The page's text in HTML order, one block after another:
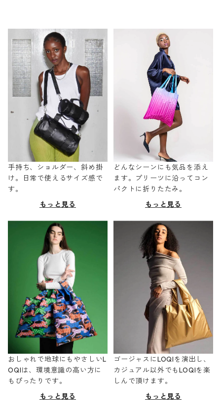
手持ち、ショルダー、斜め掛
け。日常で使えるサイズ感で
す。
もっと見る
どんなシーンにも気品を添え
ます。プリーツに沿ってコン
パクトに折りたたみ。
もっと見る
おしゃれで地球にもやさしいL
OQIは、環境意識の高い方に
もぴったりです。
もっと見る
ゴージャスにLOQIを演出し、
カジュアル以外でもLOQIを楽
しんで頂けます。
もっと見る